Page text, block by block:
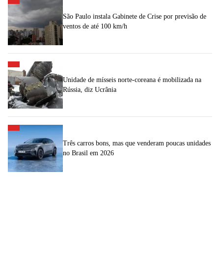
São Paulo instala Gabinete de Crise por previsão de
ventos de até 100 km/h
Unidade de mísseis norte-coreana é mobilizada na
Rússia, diz Ucrânia
Três carros bons, mas que venderam poucas unidades
no Brasil em 2026